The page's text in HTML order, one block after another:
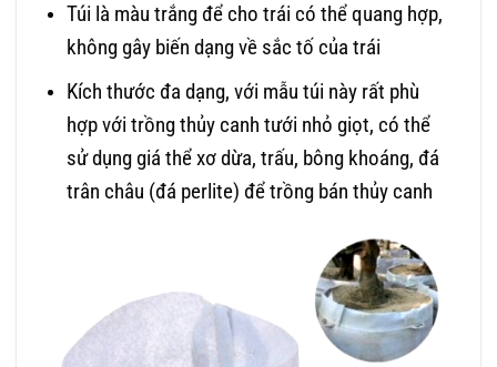
Túi là màu trắng để cho trái có thể quang hợp,
không gây biến dạng về sắc tố của trái
Kích thước đa dạng, với mẫu túi này rất phù
hợp với trồng thủy canh tưới nhỏ giọt, có thể
sử dụng giá thể xơ dừa, trấu, bông khoáng, đá
trân châu (đá perlite) để trồng bán thủy canh